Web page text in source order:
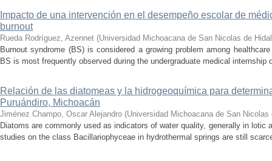
Impacto de una intervención en el desempeño escolar de
burnout
Rueda Rodríguez, Azennet (Universidad Michoacana de San Nicolas de
Burnout syndrome (BS) is considered a growing problem among
BS is most frequently observed during the undergraduate medical
Relación de las diatomeas y la hidrogeoquímica para
Puruándiro, Michoacán
Jiménez Champo, Oscar Alejandro (Universidad Michoacana de San Nicolas
Diatoms are commonly used as indicators of water quality, generally in
studies on the class Bacillariophyceae in hydrothermal springs are still